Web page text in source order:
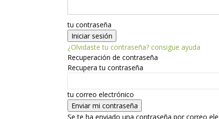
tu contraseña
¿Olvidaste tu contraseña? consigue ayuda
Recuperación de contraseña
Recupera tu contraseña
tu correo electrónico
Se te ha enviado una contraseña por correo